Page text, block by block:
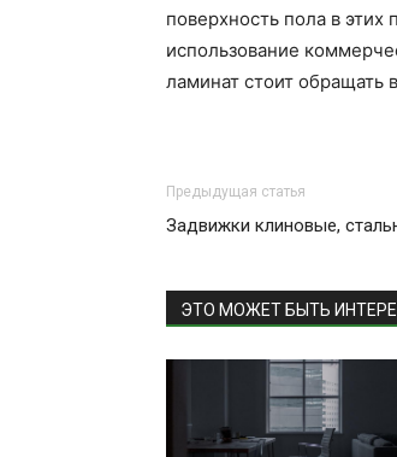
поверхность пола в
использование
ламинат стоит обращать
Предыдущая статья
Задвижки клиновые,
ЭТО МОЖЕТ БЫТЬ